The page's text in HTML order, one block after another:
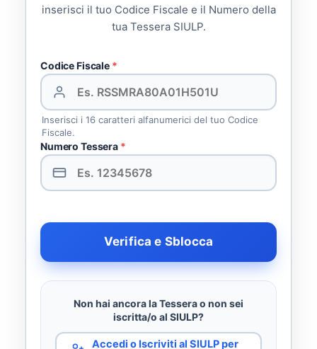
inserisci il tuo Codice Fiscale e il Numero della
tua Tessera SIULP.
Codice Fiscale *
Inserisci i 16 caratteri alfanumerici del tuo Codice
Fiscale.
Numero Tessera *
Verifica e Sblocca
Non hai ancora la Tessera o non sei
iscritta/o al SIULP?
Accedi o Iscriviti al SIULP per